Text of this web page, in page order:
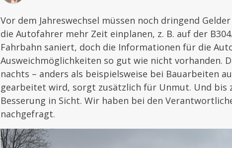
Vor dem Jahreswechsel müssen noch dringend
die Autofahrer mehr Zeit einplanen, z. B. auf der
Fahrbahn saniert, doch die Informationen für die
Ausweichmöglichkeiten so gut wie nicht vorhanden.
nachts – anders als beispielsweise bei Bauarbeiten
gearbeitet wird, sorgt zusätzlich für Unmut. Und bis
Besserung in Sicht. Wir haben bei den
nachgefragt.